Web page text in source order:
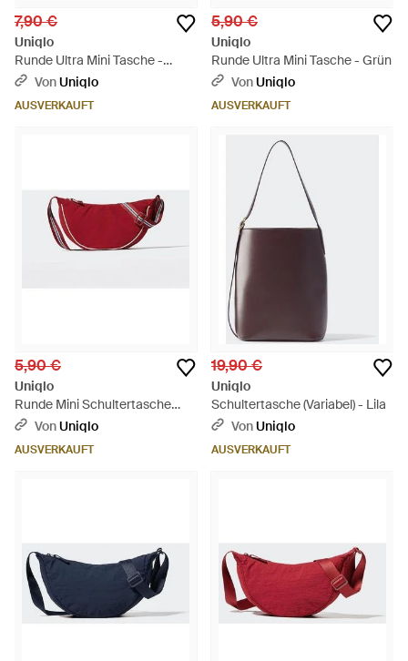
7,90 €
Uniqlo
Runde Ultra Mini Tasche -
Schwarz
VonUniqlo
AUSVERKAUFT
5,90 €
Uniqlo
Runde Ultra Mini Tasche - Grün
VonUniqlo
AUSVERKAUFT
5,90 €
Uniqlo
Runde Mini Schultertasche
(Gestreift) - Rot
VonUniqlo
AUSVERKAUFT
19,90 €
Uniqlo
Schultertasche (Variabel) - Lila
VonUniqlo
AUSVERKAUFT